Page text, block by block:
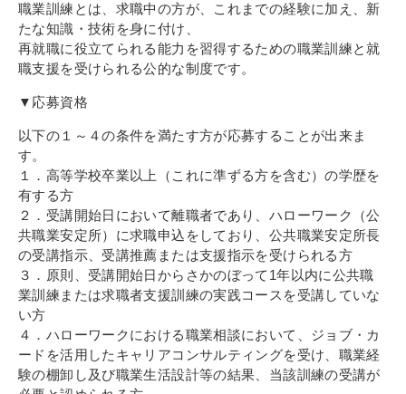
インターネット出願
教職員採用情報
その他
個人情報の取り扱いについて
1号館総合受付：〒194-0022 東京都町田市森野1-7-8
TEL：042-729-1026 (平日8時30分〜17時30分)
職業訓練とは、求職中の方が、これまでの経験に加え、新
たな知識・技術を身に付け、
再就職に役立てられる能力を習得するための職業訓練と就
職支援を受けられる公的な制度です。
▼応募資格
以下の１～４の条件を満たす方が応募することが出来ま
す。
１．高等学校卒業以上（これに準ずる方を含む）の学歴を
有する方
２．受講開始日において離職者であり、ハローワーク（公
共職業安定所）に求職申込をしており、公共職業安定所長
の受講指示、受講推薦または支援指示を受けられる方
３．原則、受講開始日からさかのぼって1年以内に公共職
業訓練または求職者支援訓練の実践コースを受講していな
い方
４．ハローワークにおける職業相談において、ジョブ・カ
ードを活用したキャリアコンサルティングを受け、職業経
験の棚卸し及び職業生活設計等の結果、当該訓練の受講が